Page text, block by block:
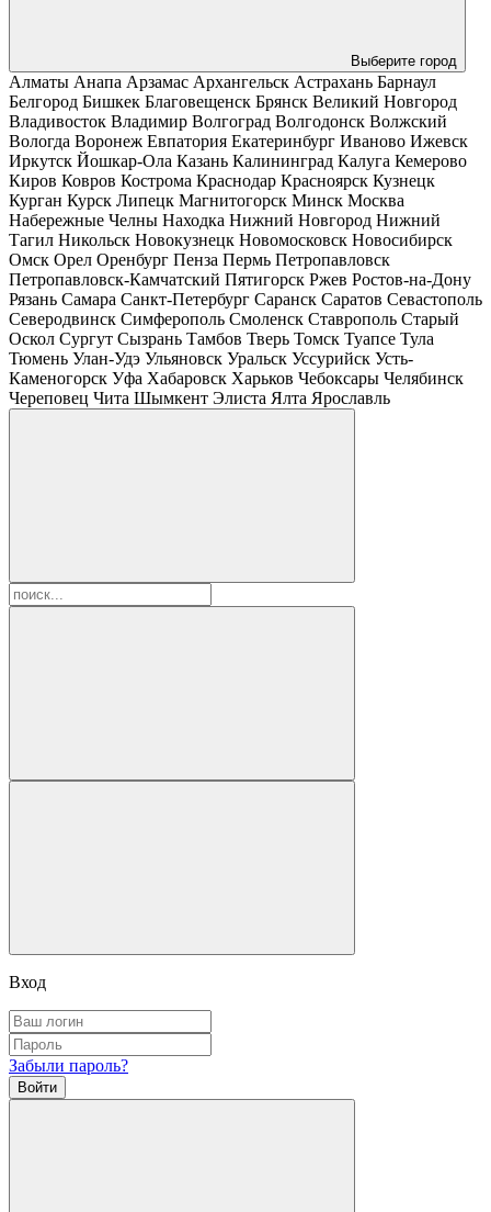
Выберите город
Алматы Анапа Арзамас Архангельск Астрахань Барнаул
Белгород Бишкек Благовещенск Брянск Великий Новгород
Владивосток Владимир Волгоград Волгодонск Волжский
Вологда Воронеж Евпатория Екатеринбург Иваново Ижевск
Иркутск Йошкар-Ола Казань Калининград Калуга Кемерово
Киров Ковров Кострома Краснодар Красноярск Кузнецк
Курган Курск Липецк Магнитогорск Минск Москва
Набережные Челны Находка Нижний Новгород Нижний
Тагил Никольск Новокузнецк Новомосковск Новосибирск
Омск Орел Оренбург Пенза Пермь Петропавловск
Петропавловск-Камчатский Пятигорск Ржев Ростов-на-Дону
Рязань Самара Санкт-Петербург Саранск Саратов Севастополь
Северодвинск Симферополь Смоленск Ставрополь Старый
Оскол Сургут Сызрань Тамбов Тверь Томск Туапсе Тула
Тюмень Улан-Удэ Ульяновск Уральск Уссурийск Усть-
Каменогорск Уфа Хабаровск Харьков Чебоксары Челябинск
Череповец Чита Шымкент Элиста Ялта Ярославль
Вход
Забыли пароль?
Войти